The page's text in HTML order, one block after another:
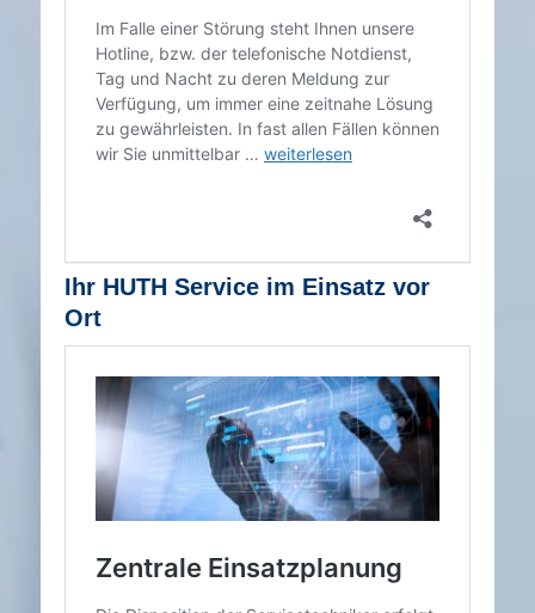
Ihr HUTH Service im Einsatz vor
Ort